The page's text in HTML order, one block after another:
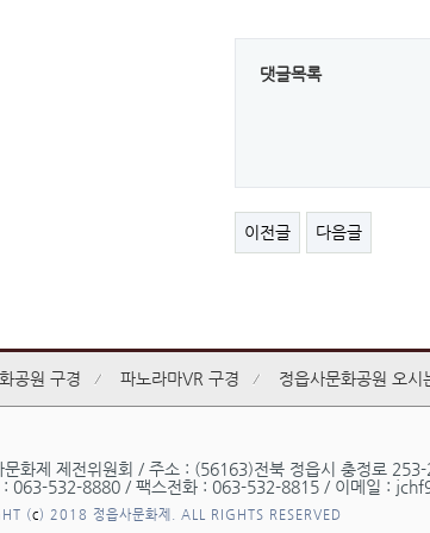
댓글목록
이전글 다음글
공원 구경 파노라마VR 구경 정읍사문화공원 오시
문화제 제전위원회 / 주소 : (56163)전북 정읍시 충정로
: 063-532-8880 / 팩스전화 : 063-532-8815 / 이메일 :
(c) 2018 정읍사문화제. ALL RIGHTS RESERVED